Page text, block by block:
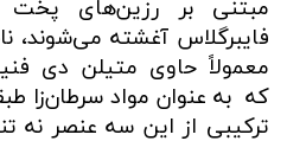
مبتنی بر رزین‌های
فایبرگلاس آغشته می‌شوند،
معمولاً حاوی متیلن دی
که به عنوان مواد سرطان‌زا
ترکیبی از این سه عنصر نه